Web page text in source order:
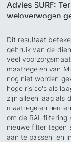
Advies SURF:
weloverwogen
Dit resultaat
gebruik van de
veel
maatregelen van
nog niet worden
hoge risico's als
zijn alleen laag als
maatregelen
om de RAI-filtering
nieuwe filter tegen
aan te passen, en